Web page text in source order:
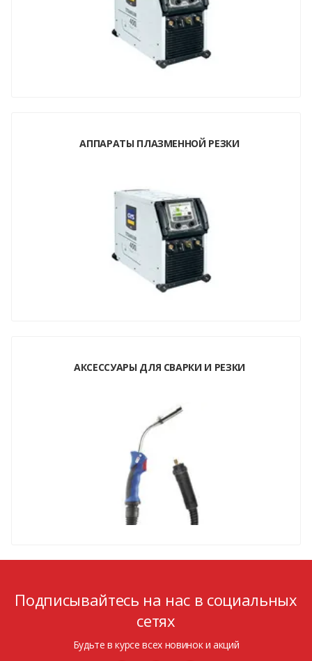
АППАРАТЫ ПЛАЗМЕННОЙ РЕЗКИ
АКСЕССУАРЫ ДЛЯ СВАРКИ И РЕЗКИ
Подписывайтесь на нас в социальных
сетях
Будьте в курсе всех новинок и акций